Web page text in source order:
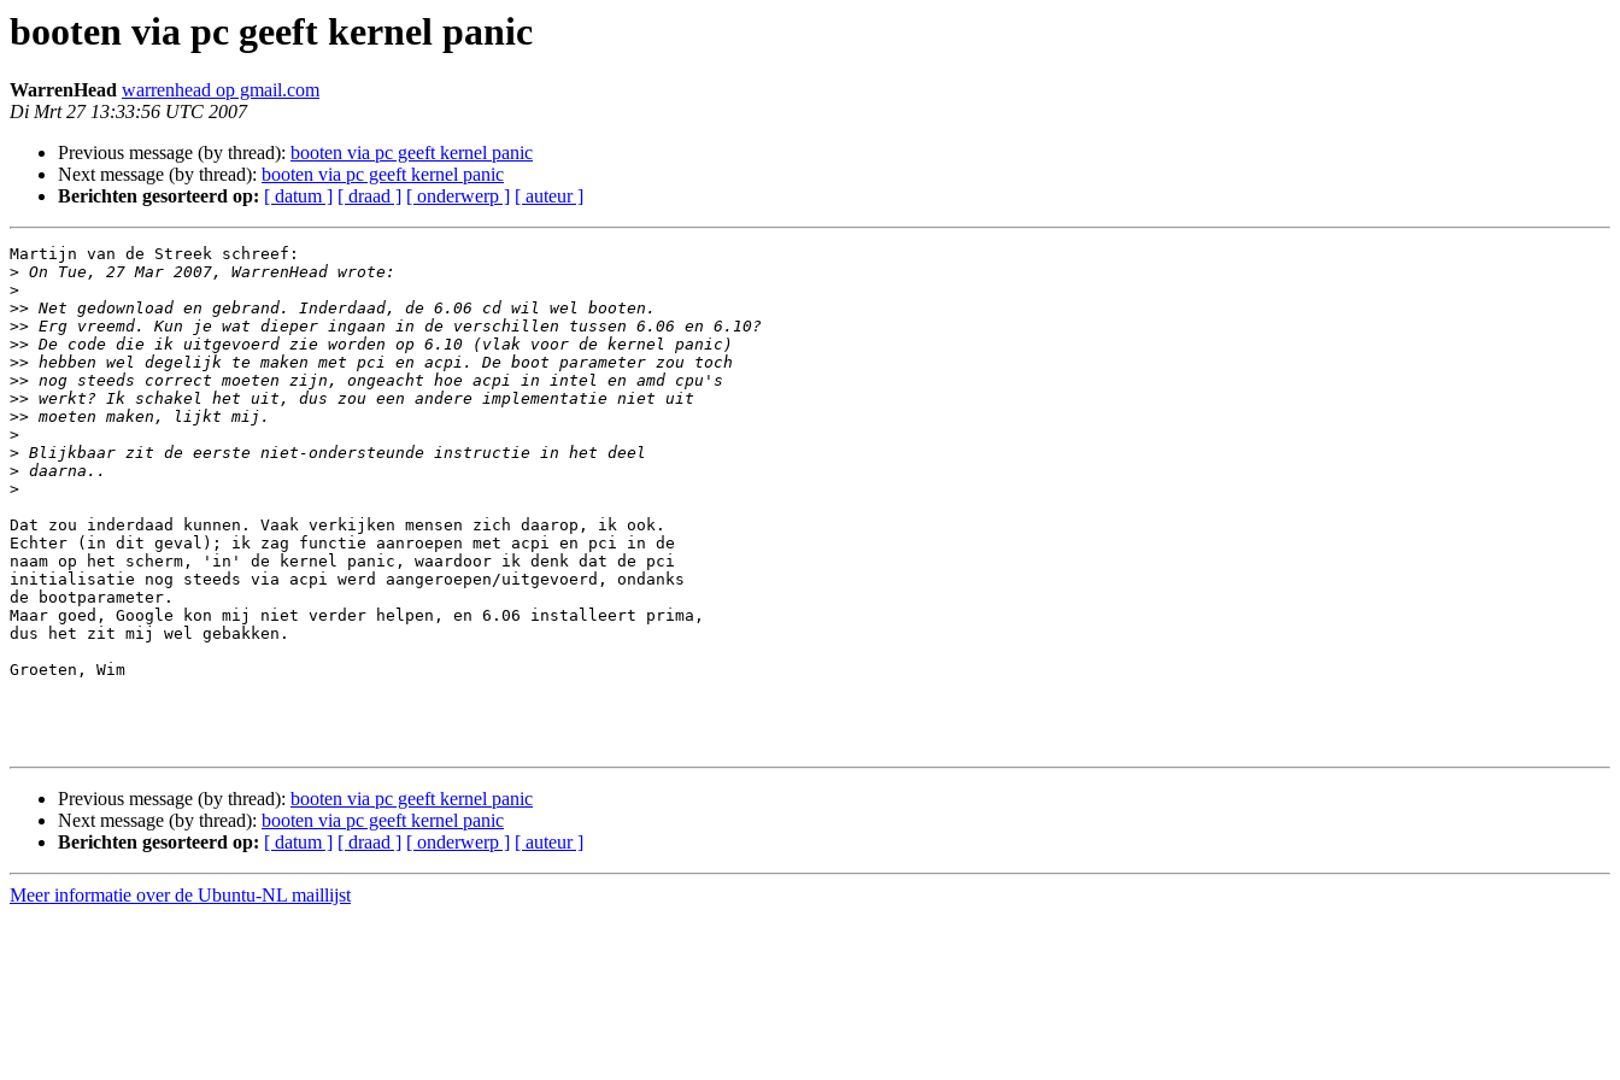
booten via pc geeft kernel panic
WarrenHead warrenhead op gmail.com
Di Mrt 27 13:33:56 UTC 2007
Previous message (by thread): booten via pc geeft kernel panic
Next message (by thread): booten via pc geeft kernel panic
Berichten gesorteerd op: [ datum ] [ draad ] [ onderwerp ] [ auteur ]
Martijn van de Streek schreef:
>
>
>>
>>
>>
>>
>>
>>
>>
>
>
>
>
Dat zou inderdaad kunnen. Vaak verkijken mensen zich daarop, ik ook.
Echter (in dit geval); ik zag functie aanroepen met acpi en pci in de
naam op het scherm, 'in' de kernel panic, waardoor ik denk dat de pci
initialisatie nog steeds via acpi werd aangeroepen/uitgevoerd, ondanks
de bootparameter.
Maar goed, Google kon mij niet verder helpen, en 6.06 installeert prima,
dus het zit mij wel gebakken.
Groeten, Wim
Previous message (by thread): booten via pc geeft kernel panic
Next message (by thread): booten via pc geeft kernel panic
Berichten gesorteerd op: [ datum ] [ draad ] [ onderwerp ] [ auteur ]
Meer informatie over de Ubuntu-NL maillijst